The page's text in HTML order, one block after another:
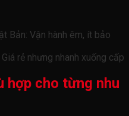
Bản: Vận hành êm, ít bảo
rẻ nhưng nhanh xuống cấp
hợp cho từng nhu